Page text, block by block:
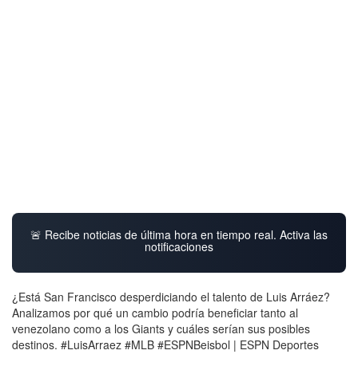
🚨 Recibe noticias de última hora en tiempo real. Activa las
notificaciones
¿Está San Francisco desperdiciando el talento de Luis Arráez?
Analizamos por qué un cambio podría beneficiar tanto al
venezolano como a los Giants y cuáles serían sus posibles
destinos. #LuisArraez #MLB #ESPNBeisbol | ESPN Deportes